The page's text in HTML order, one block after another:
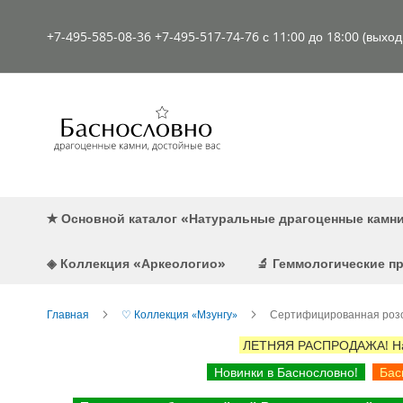
содержимому
+7-495-585-08-36 +7-495-517-74-76 с 11:00 до 18:00
✭ Основной каталог «Натуральные драгоценные
◈ Коллекция «Аркеологио» 🔬 Геммологические
Главная ♡ Коллекция «Мзунгу» Сертифицированная
ЛЕТНЯЯ РАСПРОДАЖА!
Новинки в Баснословно!